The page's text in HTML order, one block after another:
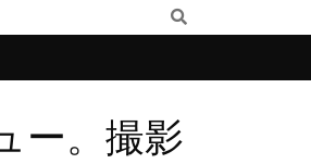
ー。撮影